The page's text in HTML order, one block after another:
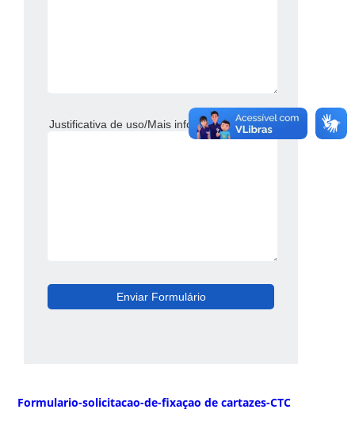
Justificativa de uso/Mais informações*:
Formulario-solicitacao-de-fixaçao de cartazes-CTC